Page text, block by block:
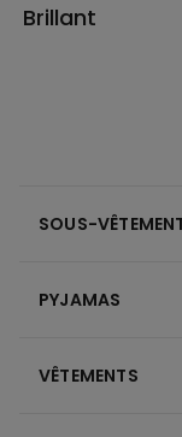
Brillant
SOUS-
PYJAMAS
VÊTEMENTS